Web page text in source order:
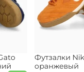
Футзалки
оранжевый